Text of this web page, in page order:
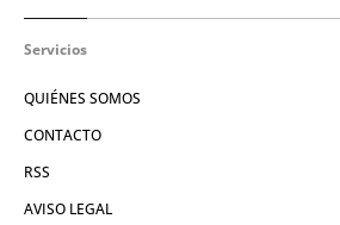
Servicios
QUIÉNES SOMOS
CONTACTO
RSS
AVISO LEGAL